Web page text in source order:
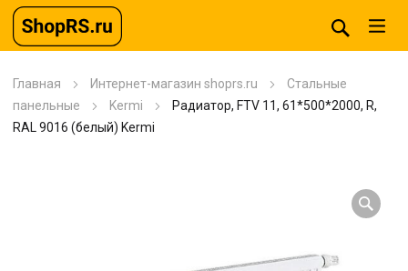
Главная Интернет-магазин shoprs.ru
Стальные
панельные
Kermi
Радиатор, FTV 11, 61*500*2000, R,
RAL 9016 (белый) Kermi